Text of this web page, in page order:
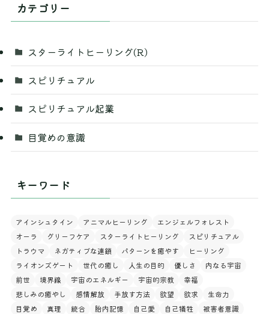
カテゴリー
スターライトヒーリング(R)
スピリチュアル
スピリチュアル起業
目覚めの意識
キーワード
アインシュタイン アニマルヒーリング
エンジェルフォレスト
オーラ
グリーフケア スターライトヒーリング
スピリチュアル
トラウマ
ネガティブな連鎖 パターンを癒やす
ヒーリング
ライオンズゲート
世代の癒し 人生の目的 優しさ
内なる宇宙
前世
境界線 宇宙のエネルギー 宇宙的宗教
幸福
悲しみの癒やし
感情解放 手放す方法 欲望 欲求
生命力
目覚め
真理 統合 胎内記憶 自己愛 自己犠牲
被害者意識